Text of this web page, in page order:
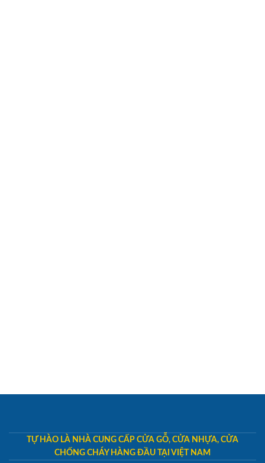
TỰ HÀO LÀ NHÀ CUNG CẤP CỬA GỖ, CỬA NHỰA, CỬA
CHỐNG CHÁY HÀNG ĐẦU TẠI VIỆT NAM